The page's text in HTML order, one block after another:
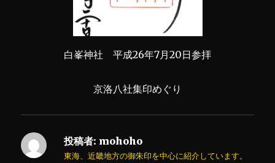
白峯神社 平成26年7月20日参拝
京洛八社集印めぐり
投稿者: mohoho
東海、近畿地方の御朱印を中心に紹介しています。